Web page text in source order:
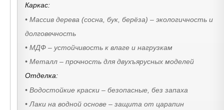
Каркас:
• Массив дерева (сосна, бук, берёза) – экологичность и
долговечность
• МДФ – устойчивость к влаге и нагрузкам
• Металл – прочность для двухъярусных моделей
Отделка:
• Водостойкие краски – безопасные, без запаха
• Лаки на водной основе – защита от царапин